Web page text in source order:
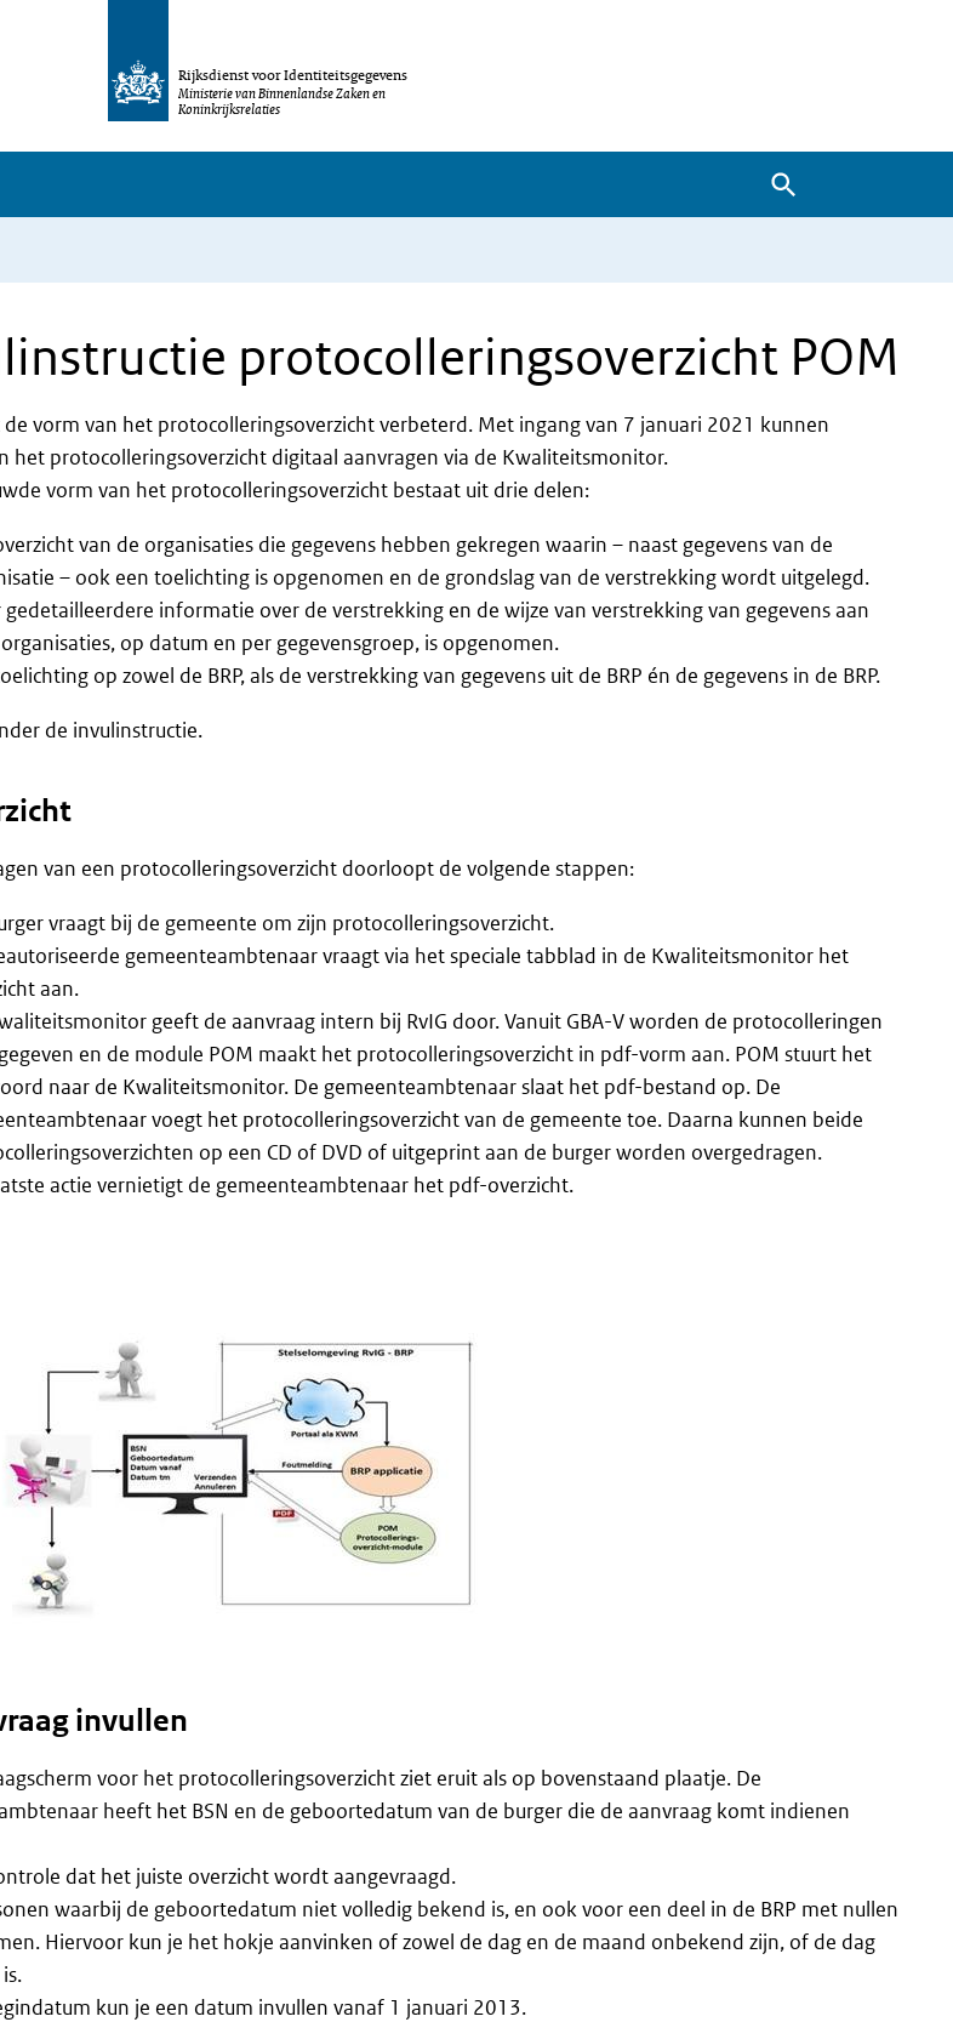
Rijksdienst voor Identiteitsgegevens
Ministerie van Binnenlandse Zaken en
Koninkrijksrelaties
Zoeken
protocolleringsoverzicht POM
de vorm van het protocolleringsoverzicht verbeterd. Met ingang van 7 januari 2021 kunnen
het protocolleringsoverzicht digitaal aanvragen via de Kwaliteitsmonitor.
vorm van het protocolleringsoverzicht bestaat uit drie delen:
van de organisaties die gegevens hebben gekregen waarin – naast gegevens van de
– ook een toelichting is opgenomen en de grondslag van de verstrekking wordt uitgelegd.
gedetailleerdere informatie over de verstrekking en de wijze van verstrekking van gegevens aan
op datum en per gegevensgroep, is opgenomen.
op zowel de BRP, als de verstrekking van gegevens uit de BRP én de gegevens in de BRP.
de invulinstructie.
van een protocolleringsoverzicht doorloopt de volgende stappen:
vraagt bij de gemeente om zijn protocolleringsoverzicht.
gemeenteambtenaar vraagt via het speciale tabblad in de Kwaliteitsmonitor het
aan.
geeft de aanvraag intern bij RvIG door. Vanuit GBA-V worden de protocolleringen
en de module POM maakt het protocolleringsoverzicht in pdf-vorm aan. POM stuurt het
naar de Kwaliteitsmonitor. De gemeenteambtenaar slaat het pdf-bestand op. De
voegt het protocolleringsoverzicht van de gemeente toe. Daarna kunnen beide
op een CD of DVD of uitgeprint aan de burger worden overgedragen.
actie vernietigt de gemeenteambtenaar het pdf-overzicht.
invullen
voor het protocolleringsoverzicht ziet eruit als op bovenstaand plaatje. De
heeft het BSN en de geboortedatum van de burger die de aanvraag komt indienen
dat het juiste overzicht wordt aangevraagd.
waarbij de geboortedatum niet volledig bekend is, en ook voor een deel in de BRP met nullen
Hiervoor kun je het hokje aanvinken of zowel de dag en de maand onbekend zijn, of de dag
kun je een datum invullen vanaf 1 januari 2013.